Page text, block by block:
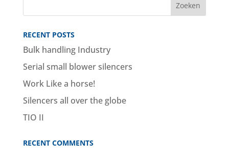
RECENT POSTS
Bulk handling Industry
Serial small blower silencers
Work Like a horse!
Silencers all over the globe
TIO II
RECENT COMMENTS